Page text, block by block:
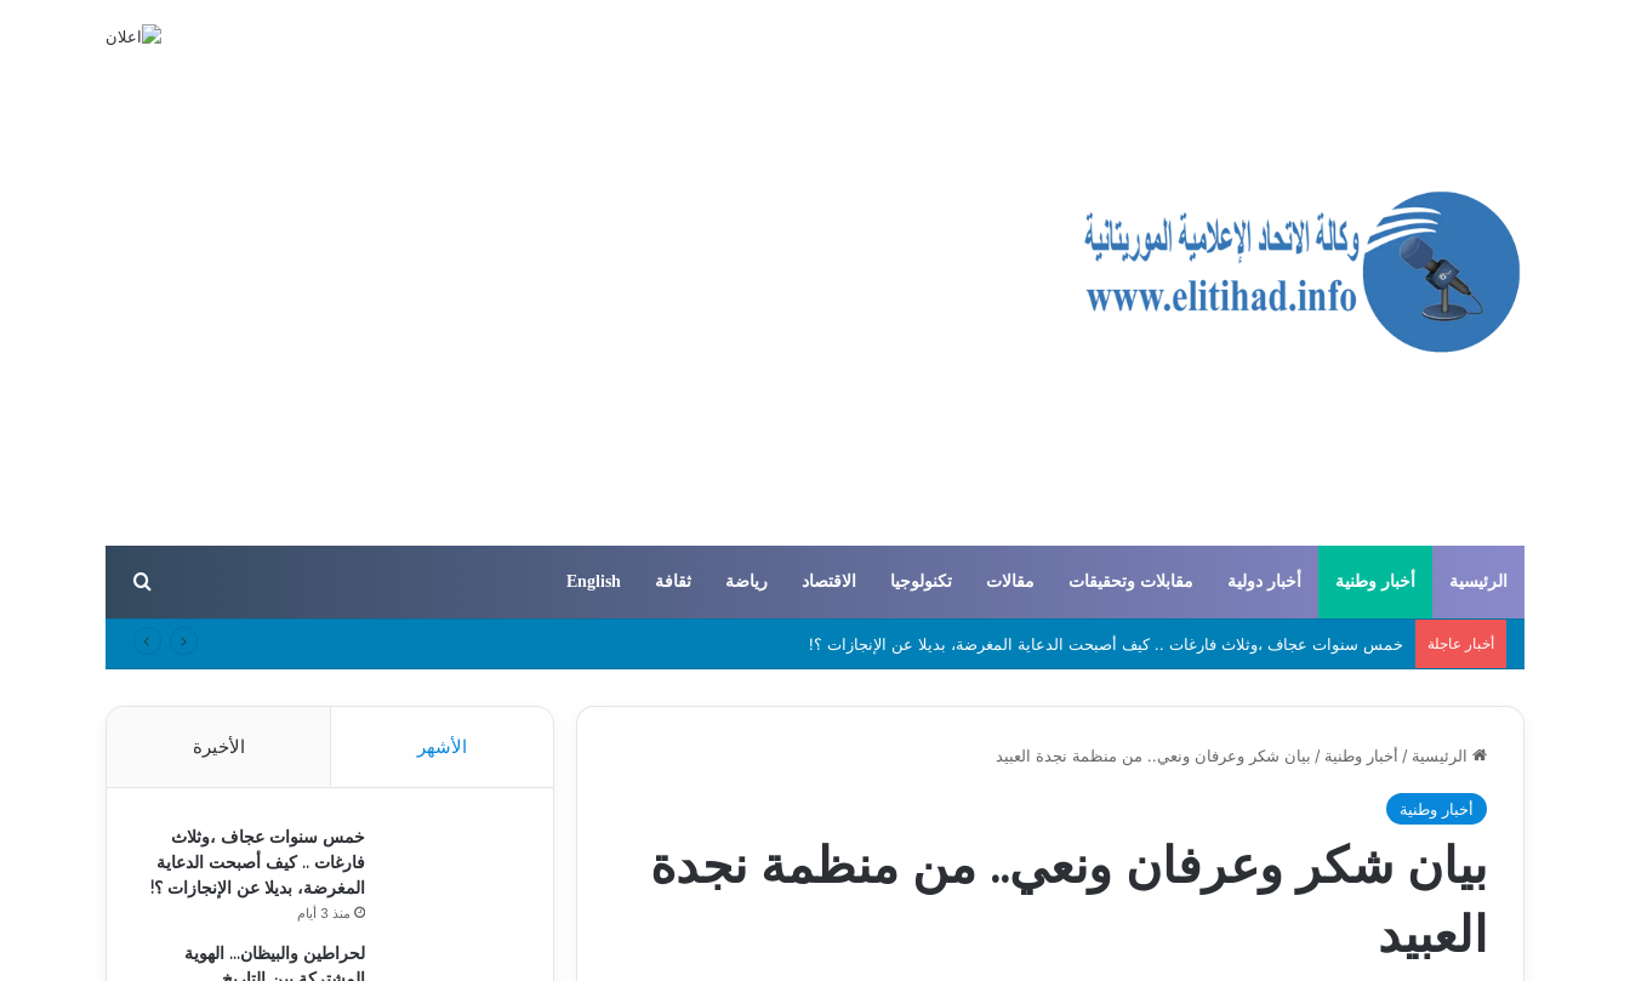
الرئيسية أخبار وطنية أخبار دولية مقابلات وتحقيقات مقالات تكنولوجيا الاقتصاد رياضة ثقافة English بحث عن
أخبار عاجلة لحراطين والبيظان… الهوية المشتركة بين التاريخ والسوسيولوجيا
الرئيسية / أخبار وطنية / بيان شكر وعرفان ونعي.. من منظمة نجدة العبيد
أخبار وطنية
بيان شكر وعرفان ونعي.. من منظمة نجدة
العبيد
الأشهر الأخيرة
خمس سنوات عجاف ،وثلاث
فارغات .. كيف أصبحت الدعاية
المغرضة، بديلا عن الإنجازات ؟!
منذ 3 أيام
لحراطين والبيظان… الهوية